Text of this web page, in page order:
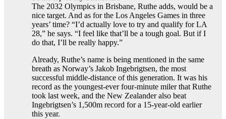
The 2032 Olympics in Brisbane, Ruthe adds, would be a
nice target. And as for the Los Angeles Games in three
years’ time? “I’d actually love to try and qualify for LA
28,” he says. “I feel like that’ll be a tough goal. But if I
do that, I’ll be really happy.”
Already, Ruthe’s name is being mentioned in the same
breath as Norway’s Jakob Ingebrigtsen, the most
successful middle-distance of this generation. It was his
record as the youngest-ever four-minute miler that Ruthe
took last week, and the New Zealander also beat
Ingebrigtsen’s 1,500m record for a 15-year-old earlier
this year.